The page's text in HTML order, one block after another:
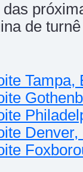
de
Tampa,
Denver,